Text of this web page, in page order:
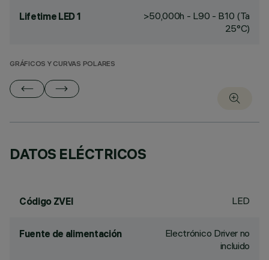
Lifetime LED 1
>50,000h - L90 - B10 (Ta
25°C)
GRÁFICOS Y CURVAS POLARES
DATOS ELÉCTRICOS
Código ZVEI LED
Fuente de alimentación
Electrónico Driver no
incluido